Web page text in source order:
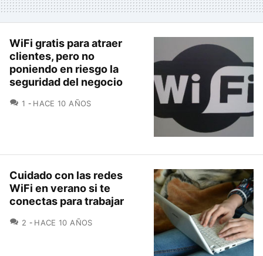
WiFi gratis para atraer
clientes, pero no
poniendo en riesgo la
seguridad del negocio
1 COMENTARIOS
HACE 10 AÑOS
Cuidado con las redes
WiFi en verano si te
conectas para trabajar
2 COMENTARIOS
HACE 10 AÑOS